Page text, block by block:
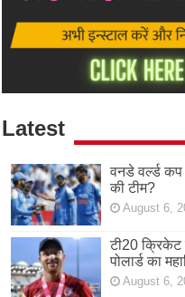
Latest
वनडे वर्ल्ड
की टीम?
August 6,
टी20 क्रिकेट
पोलार्ड का
August 6,